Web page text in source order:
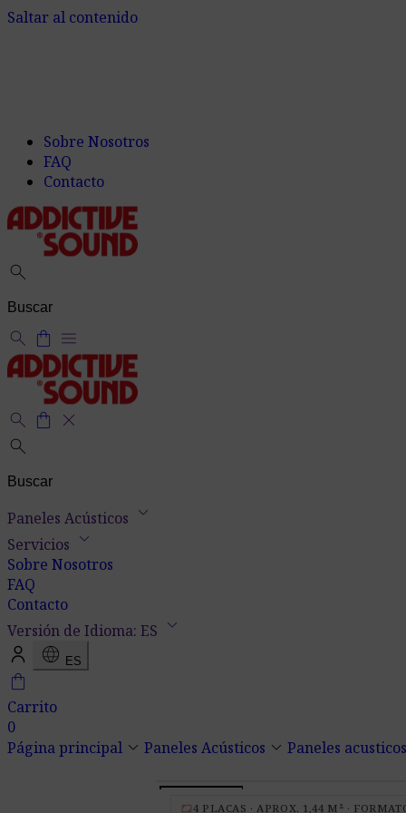
Saltar al contenido
Sobre Nosotros
FAQ
Contacto
search
search shopping_bag menu
search shopping_bag close
search
Paneles Acústicos keyboard_arrow_down
Servicios keyboard_arrow_down
Sobre Nosotros
FAQ
Contacto
Versión de Idioma: ES keyboard_arrow_down
language ES
shopping_bag
Carrito
0
Página principal keyboard_arrow_down Paneles Acústicos keyboard_arrow_down Paneles
aspect_ratio4 PLACAS · APROX. 1,44 M² ·